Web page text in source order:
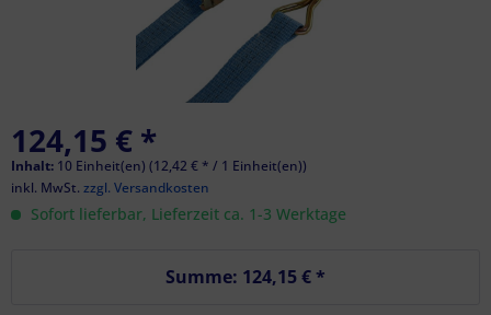
124,15 € *
Inhalt: 10 Einheit(en) (12,42 € * / 1 Einheit(en))
inkl. MwSt. zzgl. Versandkosten
Sofort lieferbar, Lieferzeit ca. 1-3 Werktage
Summe: 124,15 €*